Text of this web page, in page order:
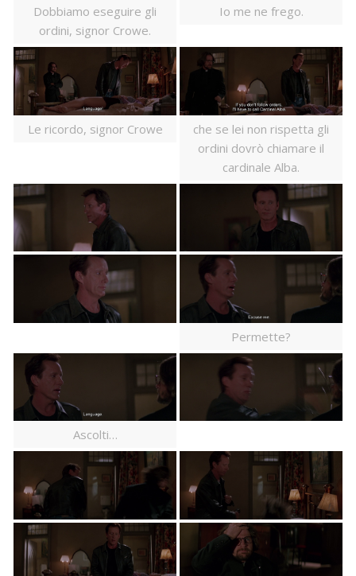
Dobbiamo eseguire gli
ordini, signor Crowe.
Io me ne frego.
Le ricordo, signor Crowe
che se lei non rispetta gli
ordini dovrò chiamare il
cardinale Alba.
Permette?
Ascolti…